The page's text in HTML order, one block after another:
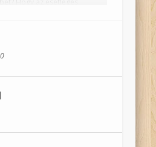
gyakorolják a diákok, játékos,
Jelinek Erzsébet
védőnő
egy osztály (max. 40 fő)